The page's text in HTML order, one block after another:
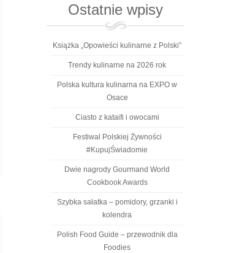
Ostatnie wpisy
Książka „Opowieści kulinarne z Polski”
Trendy kulinarne na 2026 rok
Polska kultura kulinarna na EXPO w
Osace
Ciasto z kataifi i owocami
Festiwal Polskiej Żywności
#KupujŚwiadomie
Dwie nagrody Gourmand World
Cookbook Awards
Szybka sałatka – pomidory, grzanki i
kolendra
Polish Food Guide – przewodnik dla
Foodies